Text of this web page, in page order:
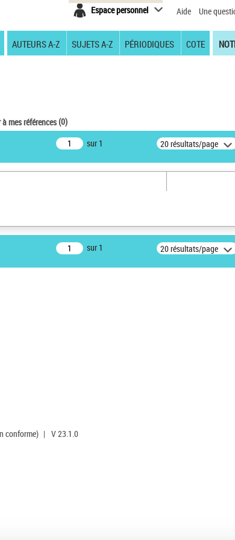
Espace personnel Aide Une
AUTEURS A-Z SUJETS A-Z PÉRIODIQUES COTE
à mes références(0)
sur 1 20 résultats/page
sur 1 20 résultats/page
conforme) | V 23.1.0